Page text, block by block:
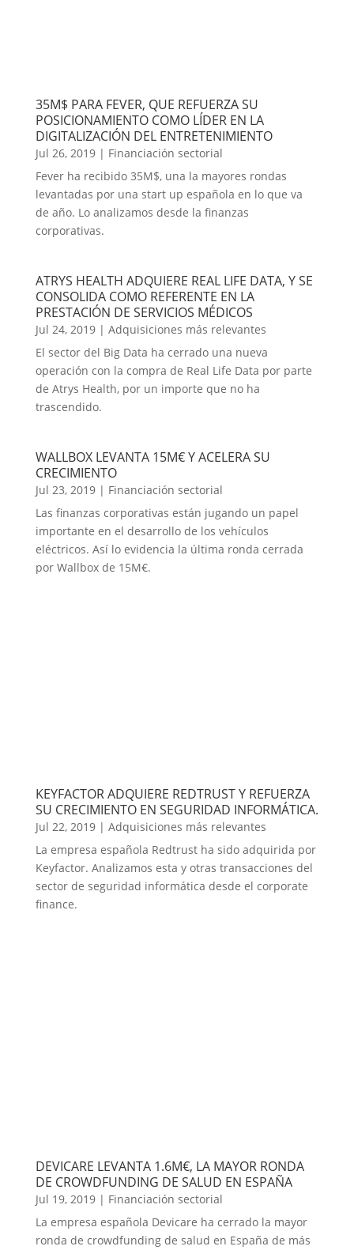
35M$ PARA FEVER, QUE REFUERZA SU
POSICIONAMIENTO COMO LÍDER EN LA
DIGITALIZACIÓN DEL ENTRETENIMIENTO
Jul 26, 2019| Financiación sectorial
Fever ha recibido 35M$, una la mayores rondas
levantadas por una start up española en lo que va
de año. Lo analizamos desde la finanzas
corporativas.
ATRYS HEALTH ADQUIERE REAL LIFE DATA, Y SE
CONSOLIDA COMO REFERENTE EN LA
PRESTACIÓN DE SERVICIOS MÉDICOS
Jul 24, 2019| Adquisiciones más relevantes
El sector del Big Data ha cerrado una nueva
operación con la compra de Real Life Data por parte
de Atrys Health, por un importe que no ha
trascendido.
WALLBOX LEVANTA 15M€ Y ACELERA SU
CRECIMIENTO
Jul 23, 2019| Financiación sectorial
Las finanzas corporativas están jugando un papel
importante en el desarrollo de los vehículos
eléctricos. Así lo evidencia la última ronda cerrada
por Wallbox de 15M€.
KEYFACTOR ADQUIERE REDTRUST Y REFUERZA
SU CRECIMIENTO EN SEGURIDAD INFORMÁTICA.
Jul 22, 2019| Adquisiciones más relevantes
La empresa española Redtrust ha sido adquirida por
Keyfactor. Analizamos esta y otras transacciones del
sector de seguridad informática desde el corporate
finance.
DEVICARE LEVANTA 1.6M€, LA MAYOR RONDA
DE CROWDFUNDING DE SALUD EN ESPAÑA
Jul 19, 2019| Financiación sectorial
La empresa española Devicare ha cerrado la mayor
ronda de crowdfunding de salud en España de más